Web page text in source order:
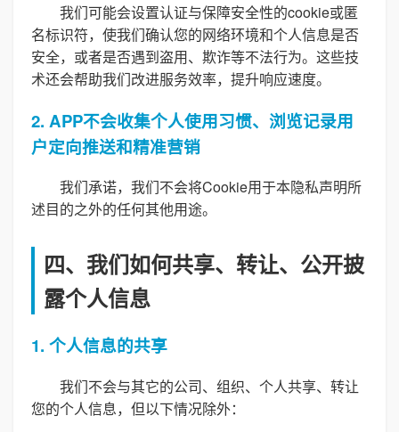
我们可能会设置认证与保障安全性的cookie或匿
名标识符，使我们确认您的网络环境和个人信息是否
安全，或者是否遇到盗用、欺诈等不法行为。这些技
术还会帮助我们改进服务效率，提升响应速度。
2. APP不会收集个人使用习惯、浏览记录用
户定向推送和精准营销
我们承诺，我们不会将Cookie用于本隐私声明所
述目的之外的任何其他用途。
四、我们如何共享、转让、公开披
露个人信息
1. 个人信息的共享
我们不会与其它的公司、组织、个人共享、转让
您的个人信息，但以下情况除外：